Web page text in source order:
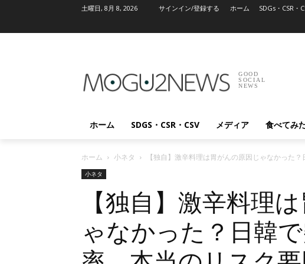
土曜日, 8月 8, 2026 サインイン/登録する ホーム SDGs・CSR・
GOOD
SOCIAL
NEWS
ホーム SDGS・CSR・CSV メディア 食べてみ
ホーム 小ネタ 【独自】激辛料理は胃がんの原因じゃなかった
小ネタ
【独自】激辛料理
ゃなかった？日韓